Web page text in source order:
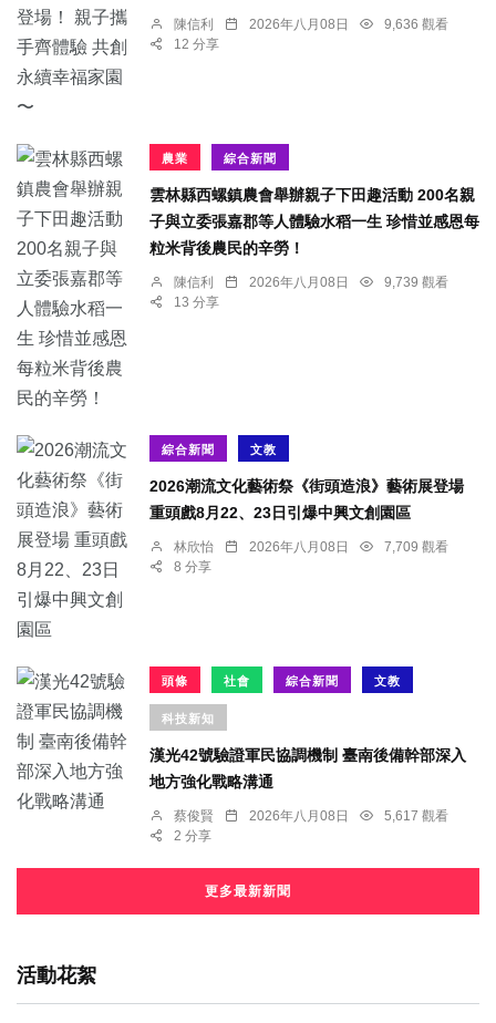
陳信利 2026年八月08日
9,636 觀看
12 分享
農業 綜合新聞
雲林縣西螺鎮農會舉辦親子下田趣活動 200名親
子與立委張嘉郡等人體驗水稻一生 珍惜並感恩每
粒米背後農民的辛勞！
陳信利 2026年八月08日
9,739 觀看
13 分享
綜合新聞 文教
2026潮流文化藝術祭《街頭造浪》藝術展登場
重頭戲8月22、23日引爆中興文創園區
林欣怡 2026年八月08日
7,709 觀看
8 分享
頭條 社會 綜合新聞 文教
科技新知
漢光42號驗證軍民協調機制 臺南後備幹部深入
地方強化戰略溝通
蔡俊賢 2026年八月08日
5,617 觀看
2 分享
更多最新新聞
活動花絮